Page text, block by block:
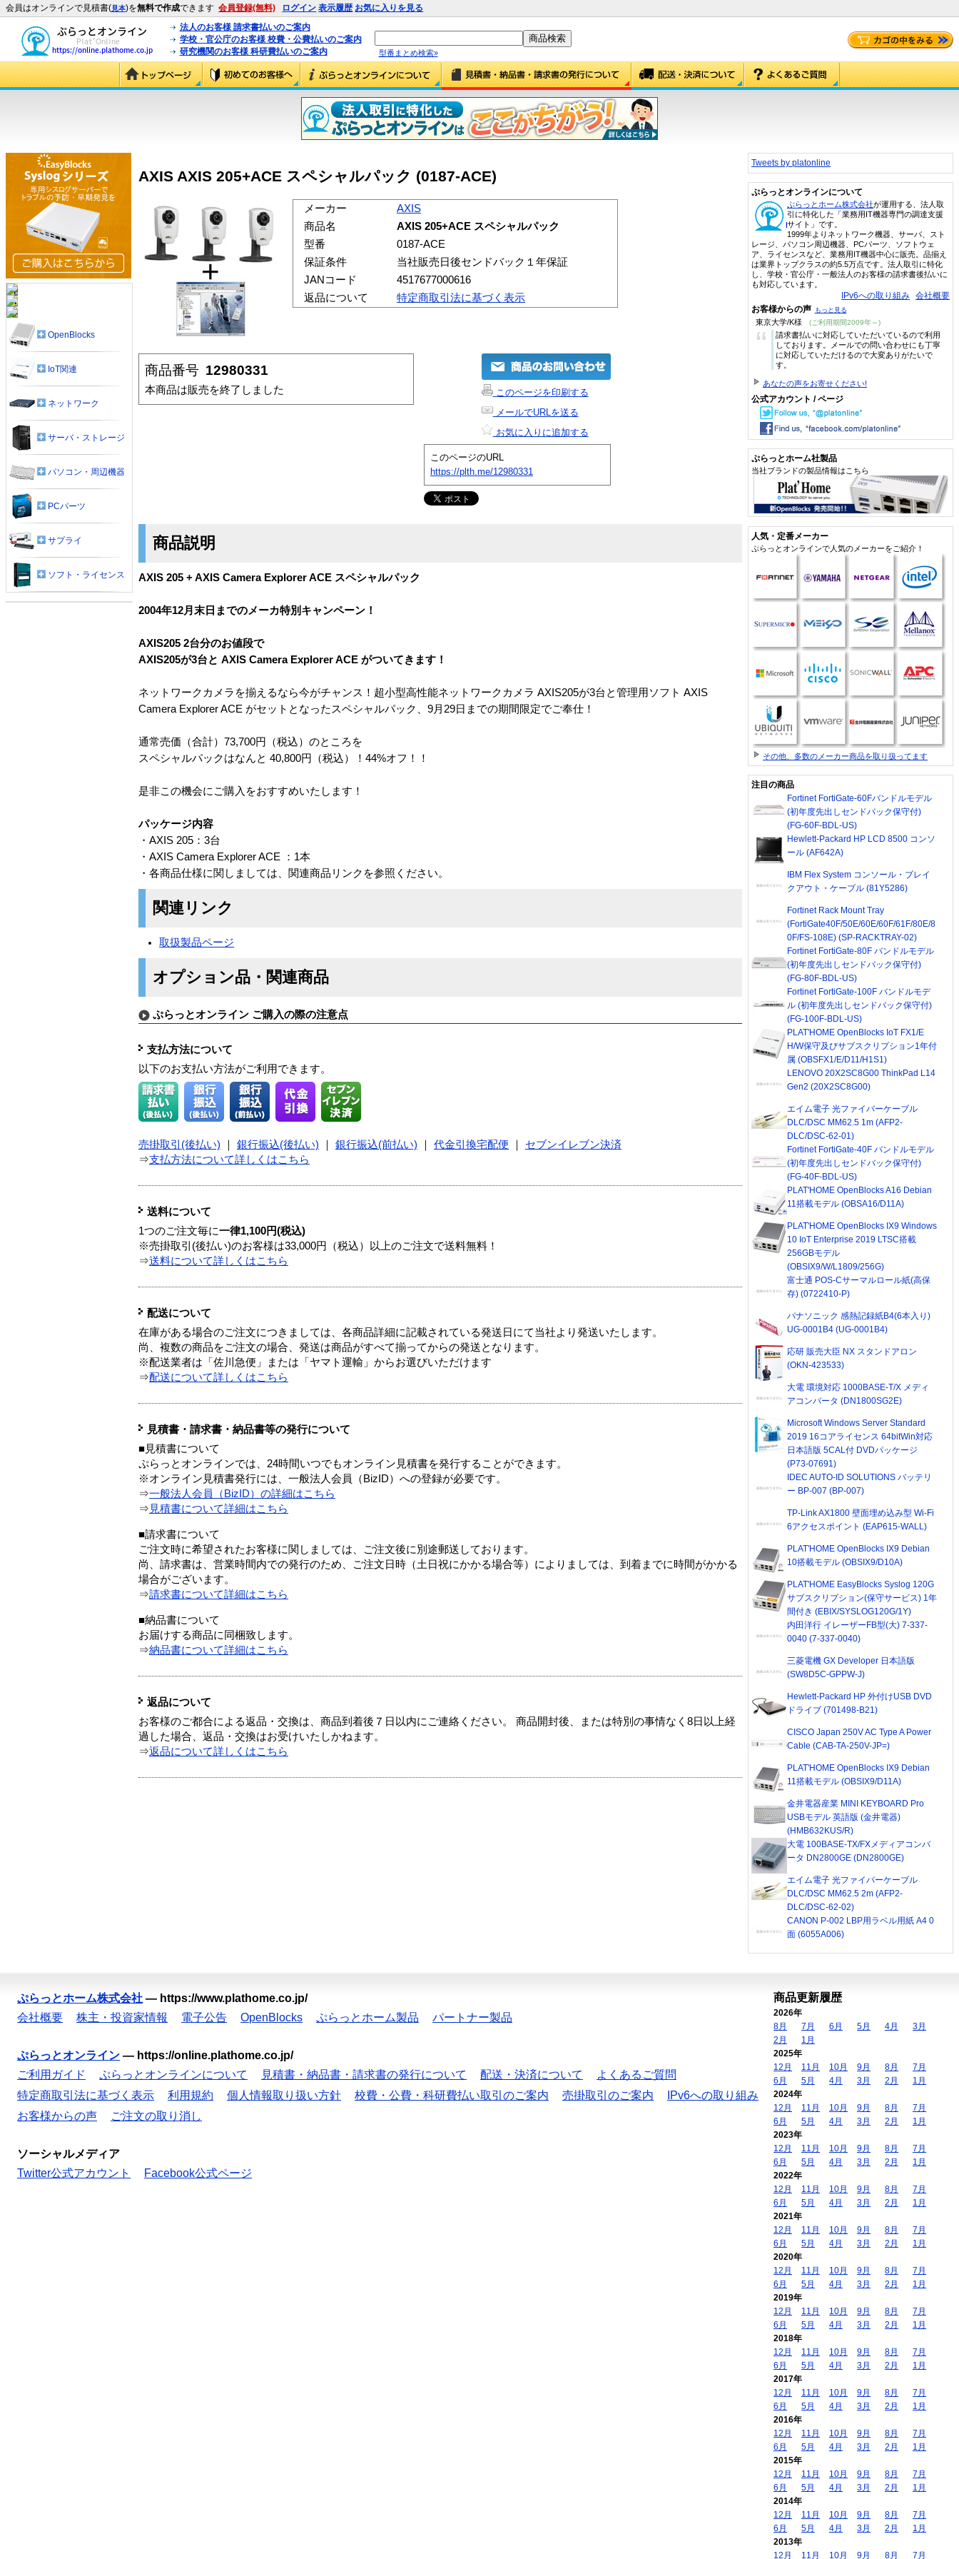
会員はオンラインで見積書(見本)を無料で作成できます 会員登録(無料) ログイン 表示履歴 お気に入りを見る
法人のお客様 請求書払いのご案内
学校・官公庁のお客様 校費・公費払いのご案内
研究機関のお客様 科研費払いのご案内
型番まとめ検索»
AXIS AXIS 205+ACE スペシャルパック (0187-ACE)
メーカー
AXIS
商品名
AXIS 205+ACE スペシャルパック
型番
0187-ACE
保証条件
当社販売日後センドバック１年保証
JANコード
4517677000616
返品について
特定商取引法に基づく表示
商品番号 12980331
本商品は販売を終了しました
このページを印刷する
メールでURLを送る
お気に入りに追加する
このページのURL
https://plth.me/12980331
商品説明
AXIS 205 + AXIS Camera Explorer ACE スペシャルパック
2004年12月末日までのメーカ特別キャンペーン！
AXIS205 2台分のお値段で
AXIS205が3台と AXIS Camera Explorer ACE がついてきます！
ネットワークカメラを揃えるなら今がチャンス！超小型高性能ネットワークカメラ AXIS205が3台と管理用ソフト AXIS
Camera Explorer ACE がセットとなったスペシャルパック、9月29日までの期間限定でご奉仕！
通常売価（合計）73,700円（税込）のところを
スペシャルパックはなんと 40,800円（税込）！44%オフ！！
是非この機会にご購入をおすすめいたします！
パッケージ内容
・AXIS 205：3台
・AXIS Camera Explorer ACE ：1本
・各商品仕様に関しましては、関連商品リンクを参照ください。
関連リンク
取扱製品ページ
オプション品・関連商品
ぷらっとオンライン ご購入の際の注意点
支払方法について
以下のお支払い方法がご利用できます。
売掛取引(後払い) 銀行振込(後払い) 銀行振込(前払い) 代金引換宅配便
セブンイレブン決済
⇒支払方法について詳しくはこちら
送料について
1つのご注文毎に一律1,100円(税込)
※売掛取引(後払い)のお客様は33,000円（税込）以上のご注文で送料無料！
⇒送料について詳しくはこちら
配送について
在庫がある場合のご注文につきましては、各商品詳細に記載されている発送日にて当社より発送いたします。
尚、複数の商品をご注文の場合、発送は商品がすべて揃ってからの発送となります。
※配送業者は「佐川急便」または「ヤマト運輸」からお選びいただけます
⇒配送について詳しくはこちら
見積書・請求書・納品書等の発行について
■見積書について
ぷらっとオンラインでは、24時間いつでもオンライン見積書を発行することができます。
※オンライン見積書発行には、一般法人会員（BizID）への登録が必要です。
⇒一般法人会員（BizID）の詳細はこちら
⇒ 見積書について詳細はこちら
■請求書について
ご注文時に希望されたお客様に関しましては、ご注文後に別途郵送しております。
尚、請求書は、営業時間内での発行のため、ご注文日時（土日祝にかかる場合等）によりましては、到着までに時間がかかる
場合がございます。
⇒請求書について詳細はこちら
■納品書について
お届けする商品に同梱致します。
⇒納品書について詳細はこちら
返品について
お客様のご都合による返品・交換は、商品到着後７日以内にご連絡ください。 商品開封後、または特別の事情なく8日以上経
過した場合、返品・交換はお受けいたしかねます。
⇒返品について詳しくはこちら
OpenBlocks
IoT関連
ネットワーク
サーバ・ストレージ
パソコン・周辺機器
PCパーツ
サプライ
ソフト・ライセンス
Tweets by platonline
ぷらっとオンラインについて
ぷらっとホーム株式会社が運用する、法人取
引に特化した「業務用IT機器専門の調達支援
サイト」です。
1999年よりネットワーク機器、サーバ、スト
レージ、パソコン周辺機器、PCパーツ、ソフトウェ
ア、ライセンスなど、業務用IT機器中心に販売。品揃え
は業界トップクラスの約5.5万点です。法人取引に特化
し、学校・官公庁・一般法人のお客様の請求書後払いに
も対応しています。
IPv6への取り組み 会社概要
お客様からの声 もっと見る
東京大学/K様 (ご利用期間2009年～)
“
請求書払いに対応していただいているので利用
しております。メールでの問い合わせにも丁寧
に対応していただけるので大変ありがたいで
す。
あなたの声をお寄せください!
公式アカウント / ページ
ぷらっとホーム社製品
当社ブランドの製品情報はこちら
人気・定番メーカー
ぷらっとオンラインで人気のメーカーをご紹介！
その他、多数のメーカー商品を取り扱ってます
注目の商品
Fortinet FortiGate-60Fバンドルモデル
(初年度先出しセンドバック保守付)
(FG-60F-BDL-US)
Hewlett-Packard HP LCD 8500 コンソ
ール (AF642A)
IBM Flex System コンソール・ブレイ
クアウト・ケーブル (81Y5286)
Fortinet Rack Mount Tray
(FortiGate40F/50E/60E/60F/61F/80E/8
0F/FS-108E) (SP-RACKTRAY-02)
Fortinet FortiGate-80F バンドルモデル
(初年度先出しセンドバック保守付)
(FG-80F-BDL-US)
Fortinet FortiGate-100F バンドルモデ
ル (初年度先出しセンドバック保守付)
(FG-100F-BDL-US)
PLAT'HOME OpenBlocks IoT FX1/E
H/W保守及びサブスクリプション1年付
属 (OBSFX1/E/D11/H1S1)
LENOVO 20X2SC8G00 ThinkPad L14
Gen2 (20X2SC8G00)
エイム電子 光ファイバーケーブル
DLC/DSC MM62.5 1m (AFP2-
DLC/DSC-62-01)
Fortinet FortiGate-40F バンドルモデル
(初年度先出しセンドバック保守付)
(FG-40F-BDL-US)
PLAT'HOME OpenBlocks A16 Debian
11搭載モデル (OBSA16/D11A)
PLAT'HOME OpenBlocks IX9 Windows
10 IoT Enterprise 2019 LTSC搭載
256GBモデル
(OBSIX9/W/L1809/256G)
富士通 POS-Cサーマルロール紙(高保
存) (0722410-P)
パナソニック 感熱記録紙B4(6本入り)
UG-0001B4 (UG-0001B4)
応研 販売大臣 NX スタンドアロン
(OKN-423533)
大電 環境対応 1000BASE-T/X メディ
アコンバータ (DN1800SG2E)
Microsoft Windows Server Standard
2019 16コアライセンス 64bitWin対応
日本語版 5CAL付 DVDパッケージ
(P73-07691)
IDEC AUTO-ID SOLUTIONS バッテリ
ー BP-007 (BP-007)
TP-Link AX1800 壁面埋め込み型 Wi-Fi
6アクセスポイント (EAP615-WALL)
PLAT'HOME OpenBlocks IX9 Debian
10搭載モデル (OBSIX9/D10A)
PLAT'HOME EasyBlocks Syslog 120G
サブスクリプション(保守サービス) 1年
間付き (EBIX/SYSLOG120G/1Y)
内田洋行 イレーザーFB型(大) 7-337-
0040 (7-337-0040)
三菱電機 GX Developer 日本語版
(SW8D5C-GPPW-J)
Hewlett-Packard HP 外付けUSB DVD
ドライブ (701498-B21)
CISCO Japan 250V AC Type A Power
Cable (CAB-TA-250V-JP=)
PLAT'HOME OpenBlocks IX9 Debian
11搭載モデル (OBSIX9/D11A)
金井電器産業 MINI KEYBOARD Pro
USBモデル 英語版 (金井電器)
(HMB632KUS/R)
大電 100BASE-TX/FXメディアコンバ
ータ DN2800GE (DN2800GE)
エイム電子 光ファイバーケーブル
DLC/DSC MM62.5 2m (AFP2-
DLC/DSC-62-02)
CANON P-002 LBP用ラベル用紙 A4 0
面 (6055A006)
ぷらっとホーム株式会社 — https://www.plathome.co.jp/
会社概要
株主・投資家情報 電子公告 OpenBlocks ぷらっとホーム製品 パートナー製品
ぷらっとオンライン — https://online.plathome.co.jp/
ご利用ガイド
ぷらっとオンラインについて 見積書・納品書・請求書の発行について 配送・決済について
よくあるご質問
特定商取引法に基づく表示
利用規約 個人情報取り扱い方針 校費・公費・科研費払い取引のご案内 売掛取引のご案内
IPv6への取り組み
お客様からの声
ご注文の取り消し
ソーシャルメディア
Twitter公式アカウント
Facebook公式ページ
商品更新履歴
2026年
8月
7月 6月 5月 4月
3月
2月
1月
2025年
12月
11月 10月 9月 8月
7月
6月
5月 4月 3月 2月
1月
2024年
12月
11月 10月 9月 8月
7月
6月
5月 4月 3月 2月
1月
2023年
12月
11月 10月 9月 8月
7月
6月
5月 4月 3月 2月
1月
2022年
12月
11月 10月 9月 8月
7月
6月
5月 4月 3月 2月
1月
2021年
12月
11月 10月 9月 8月
7月
6月
5月 4月 3月 2月
1月
2020年
12月
11月 10月 9月 8月
7月
6月
5月 4月 3月 2月
1月
2019年
12月
11月 10月 9月 8月
7月
6月
5月 4月 3月 2月
1月
2018年
12月
11月 10月 9月 8月
7月
6月
5月 4月 3月 2月
1月
2017年
12月
11月 10月 9月 8月
7月
6月
5月 4月 3月 2月
1月
2016年
12月
11月 10月 9月 8月
7月
6月
5月 4月 3月 2月
1月
2015年
12月
11月 10月 9月 8月
7月
6月
5月 4月 3月 2月
1月
2014年
12月
11月 10月 9月 8月
7月
6月
5月 4月 3月 2月
1月
2013年
12月
11月 10月 9月 8月 7月